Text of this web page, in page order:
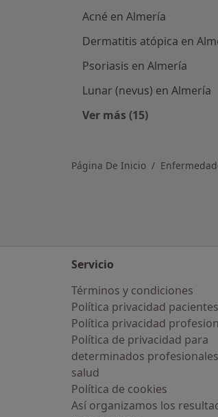
Acné en Almería
Dermatitis atópica en
Psoriasis en Almería
Lunar (nevus) en Almería
Ver más (15)
Página De Inicio
Servicio
Términos y condiciones
Política privacidad pacientes
Política privacidad
Política de privacidad para
determinados
salud
Política de cookies
Así organizamos los